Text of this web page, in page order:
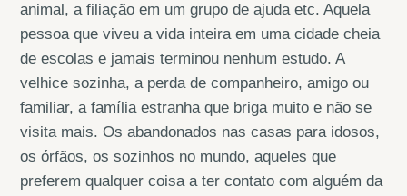
animal, a filiação em um grupo de ajuda etc. Aquela
pessoa que viveu a vida inteira em uma cidade cheia
de escolas e jamais terminou nenhum estudo. A
velhice sozinha, a perda de companheiro, amigo ou
familiar, a família estranha que briga muito e não se
visita mais. Os abandonados nas casas para idosos,
os órfãos, os sozinhos no mundo, aqueles que
preferem qualquer coisa a ter contato com alguém da